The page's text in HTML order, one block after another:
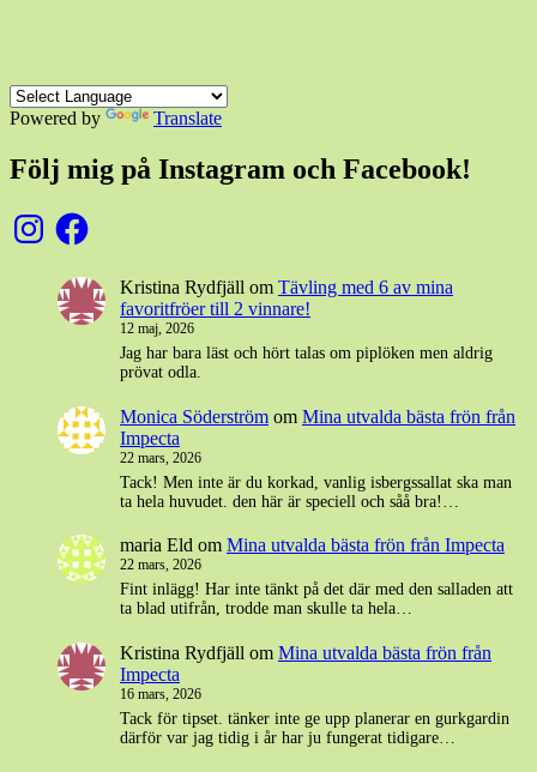
Powered by Translate
Följ mig på Instagram och Facebook!
InstagramFacebook
Kristina Rydfjäll om Tävling med 6 av mina
favoritfröer till 2 vinnare!
12 maj, 2026
Jag har bara läst och hört talas om piplöken men aldrig
prövat odla.
Monica Söderström om Mina utvalda bästa frön från
Impecta
22 mars, 2026
Tack! Men inte är du korkad, vanlig isbergssallat ska man
ta hela huvudet. den här är speciell och såå bra!…
maria Eld om Mina utvalda bästa frön från Impecta
22 mars, 2026
Fint inlägg! Har inte tänkt på det där med den salladen att
ta blad utifrån, trodde man skulle ta hela…
Kristina Rydfjäll om Mina utvalda bästa frön från
Impecta
16 mars, 2026
Tack för tipset. tänker inte ge upp planerar en gurkgardin
därför var jag tidig i år har ju fungerat tidigare…